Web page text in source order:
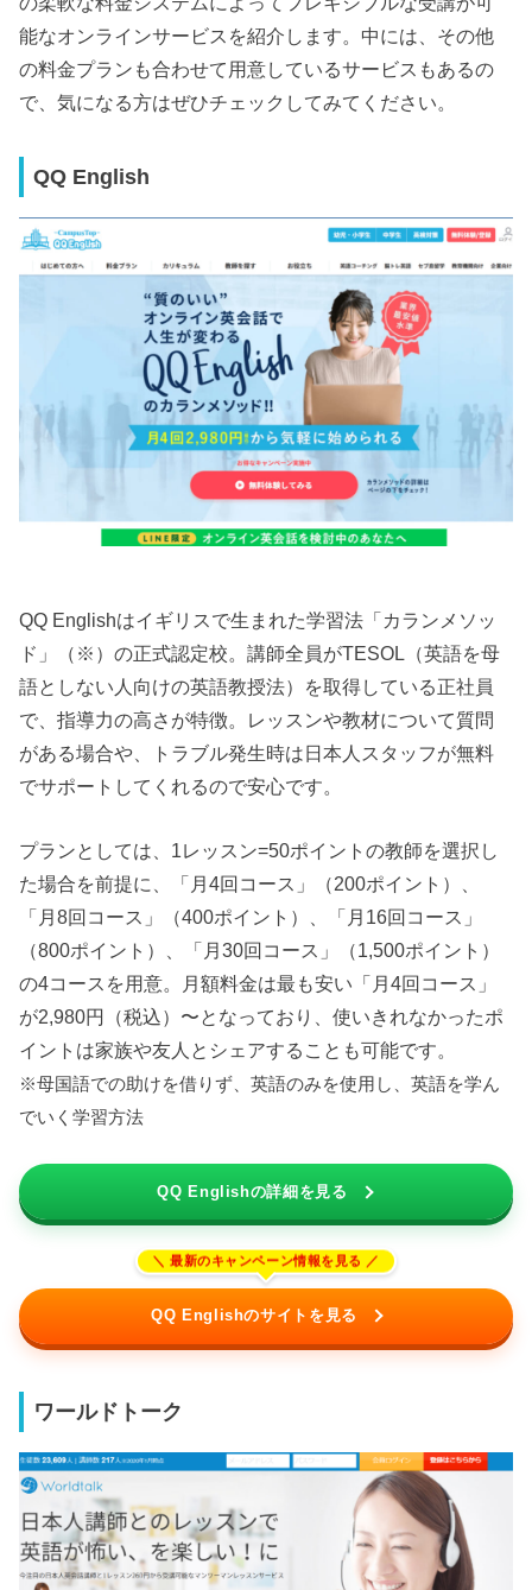
能なオンラインサービスを紹介します。中には、その他
の料金プランも合わせて用意しているサービスもあるの
で、気になる方はぜひチェックしてみてください。
QQ English
QQ Englishはイギリスで生まれた学習法「カランメソッ
ド」（※）の正式認定校。講師全員がTESOL（英語を母
語としない人向けの英語教授法）を取得している正社員
で、指導力の高さが特徴。レッスンや教材について質問
がある場合や、トラブル発生時は日本人スタッフが無料
でサポートしてくれるので安心です。
プランとしては、1レッスン=50ポイントの教師を選択し
た場合を前提に、「月4回コース」（200ポイント）、
「月8回コース」（400ポイント）、「月16回コース」
（800ポイント）、「月30回コース」（1,500ポイント）
の4コースを用意。月額料金は最も安い「月4回コース」
が2,980円（税込）〜となっており、使いきれなかったポ
イントは家族や友人とシェアすることも可能です。
※母国語での助けを借りず、英語のみを使用し、英語を学ん
でいく学習方法
QQ Englishの詳細を見る
QQ Englishのサイトを見る
ワールドトーク